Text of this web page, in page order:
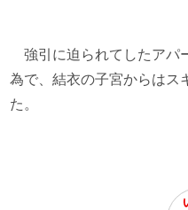
強引に迫られてしたアパ
為で、結衣の子宮からはス
た。